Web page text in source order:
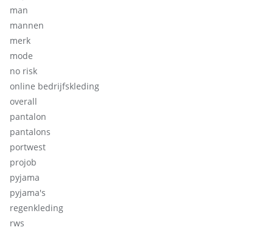
man
mannen
merk
mode
no risk
online bedrijfskleding
overall
pantalon
pantalons
portwest
projob
pyjama
pyjama's
regenkleding
rws